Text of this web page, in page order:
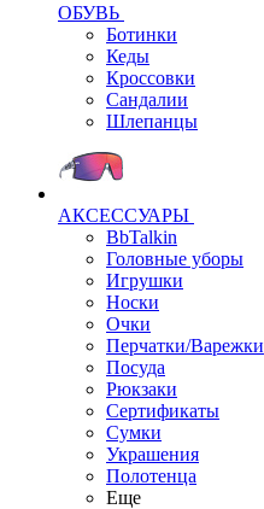
ОБУВЬ
Ботинки
Кеды
Кроссовки
Сандалии
Шлепанцы
АКСЕССУАРЫ
BbTalkin
Головные уборы
Игрушки
Носки
Очки
Перчатки/Варежки
Посуда
Рюкзаки
Сертификаты
Сумки
Украшения
Полотенца
Еще